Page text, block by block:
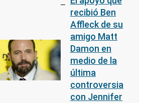
recibió Ben
Affleck de su
amigo Matt
Damon en
medio de la
última
controversia
con Jennifer